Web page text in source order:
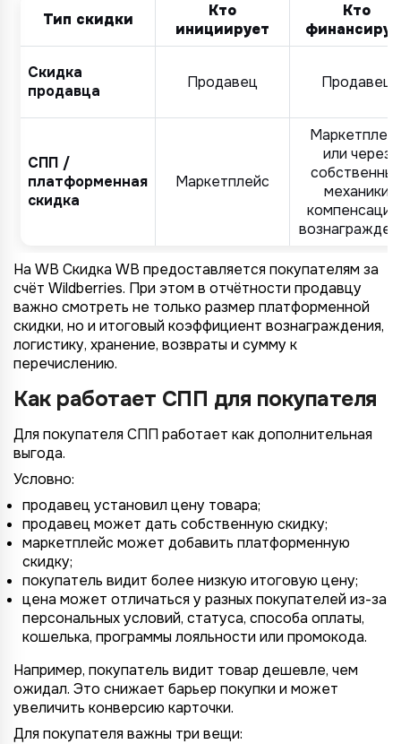
Тип скидки
Кто
инициирует
Кто
Скидка
продавца
Продавец Продавец
СПП /
платформенная
скидка
Маркетплейс
или через
механики
На WB Скидка WB предоставляется покупателям за
счёт Wildberries. При этом в отчётности продавцу
важно смотреть не только размер платформенной
скидки, но и итоговый коэффициент вознаграждения,
логистику, хранение, возвраты и сумму к
перечислению.
Как работает СПП для покупателя
Для покупателя СПП работает как дополнительная
выгода.
Условно:
продавец установил цену товара;
продавец может дать собственную скидку;
маркетплейс может добавить платформенную
скидку;
покупатель видит более низкую итоговую цену;
цена может отличаться у разных покупателей из-за
персональных условий, статуса, способа оплаты,
кошелька, программы лояльности или промокода.
Например, покупатель видит товар дешевле, чем
ожидал. Это снижает барьер покупки и может
увеличить конверсию карточки.
Для покупателя важны три вещи: